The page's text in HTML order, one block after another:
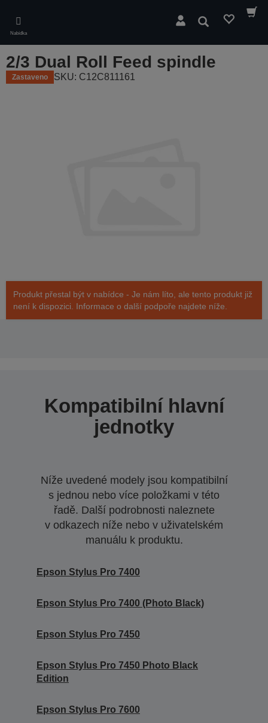
main
content
Nabídka
Hledat
2/3 Dual Roll Feed spindle
Zastaveno SKU: C12C811161
Produkt přestal být v nabídce - Je nám líto, ale tento produkt již
není k dispozici. Informace o další podpoře najdete níže.
Kompatibilní hlavní
jednotky
Níže uvedené modely jsou kompatibilní
s jednou nebo více položkami v této
řadě. Další podrobnosti naleznete
v odkazech níže nebo v uživatelském
manuálu k produktu.
Epson Stylus Pro 7400
Epson Stylus Pro 7400 (Photo Black)
Epson Stylus Pro 7450
Epson Stylus Pro 7450 Photo Black
Edition
Epson Stylus Pro 7600